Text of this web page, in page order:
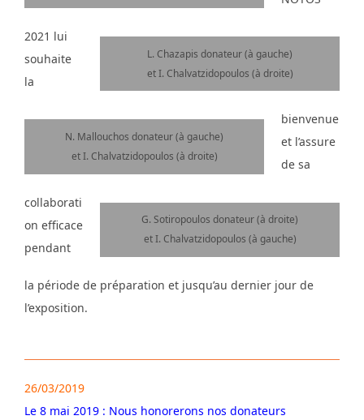
L. Chazapis donateur (à gauche)
et I. Chalvatzidopoulos (à droite)
N. Mallouchos donateur (à gauche)
et I. Chalvatzidopoulos (à droite)
G. Sotiropoulos donateur (à droite)
et I. Chalvatzidopoulos (à gauche)
2021 lui
souhaite
la
bienvenue
et l’assure
de sa
collaborati
on efficace
pendant
la période de préparation et jusqu’au dernier jour de
l’exposition.
26/03/2019
Le 8 mai 2019 : Nous honorerons nos donateurs